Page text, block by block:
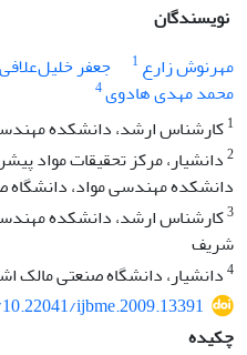
نویسندگان
مهرنوش زارع 1 جعفر خلیل‌علافی
محمد مهدی هادوی4
1کارشناس ارشد، دانشکده
2دانشیار، مرکز تحقیقات مواد
دانشکده مهندسی مواد،
3کارشناس ارشد، دانشکده
شریف
4دانشیار، دانشگاه صنعتی مالک
ijbme.2009.13391
چکیده